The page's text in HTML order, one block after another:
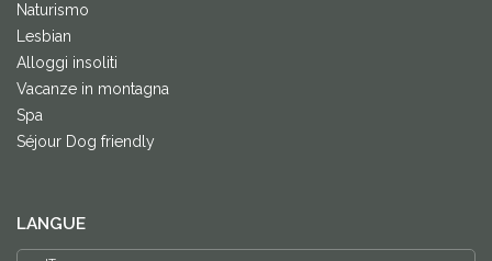
Naturismo
Lesbian
Alloggi insoliti
Vacanze in montagna
Spa
Séjour Dog friendly
LANGUE